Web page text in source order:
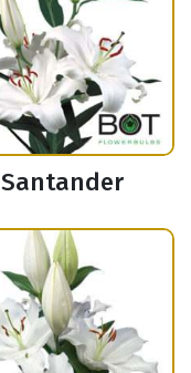
Santander